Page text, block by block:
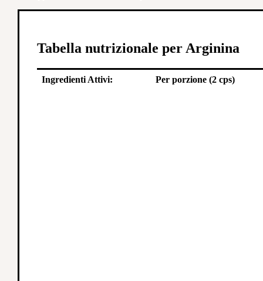
Tabella nutrizionale per Arginina
Ingredienti Attivi: Per porzione (2 cps)